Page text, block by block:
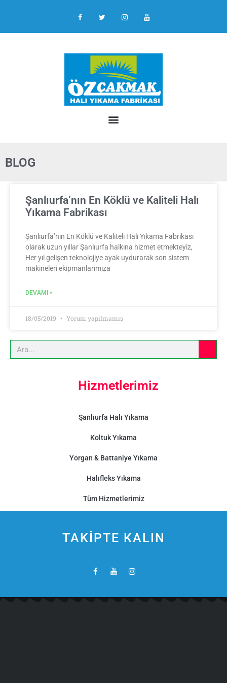
BLOG
Şanlıurfa’nın En Köklü ve Kaliteli Halı
Yıkama Fabrikası
Şanlıurfa’nın En Köklü ve Kaliteli Halı Yıkama Fabrikası
olarak uzun yıllar Şanlıurfa halkına hizmet etmekteyiz,
Her yıl gelişen teknolojiye ayak uydurarak son sistem
makineleri ekipmanlarımıza
DEVAMI »
18/05/2019 Yorum yapılmamış
Hizmetlerimiz
Şanlıurfa Halı Yıkama
Koltuk Yıkama
Yorgan & Battaniye Yıkama
Halıfleks Yıkama
Tüm Hizmetlerimiz
TAKİPTE KALIN